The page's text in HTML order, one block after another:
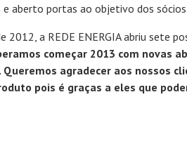
aberto portas ao objetivo dos
a REDE ENERGIA abriu sete
começar 2013 com novas
Queremos agradecer aos nossos
pois é graças a eles que